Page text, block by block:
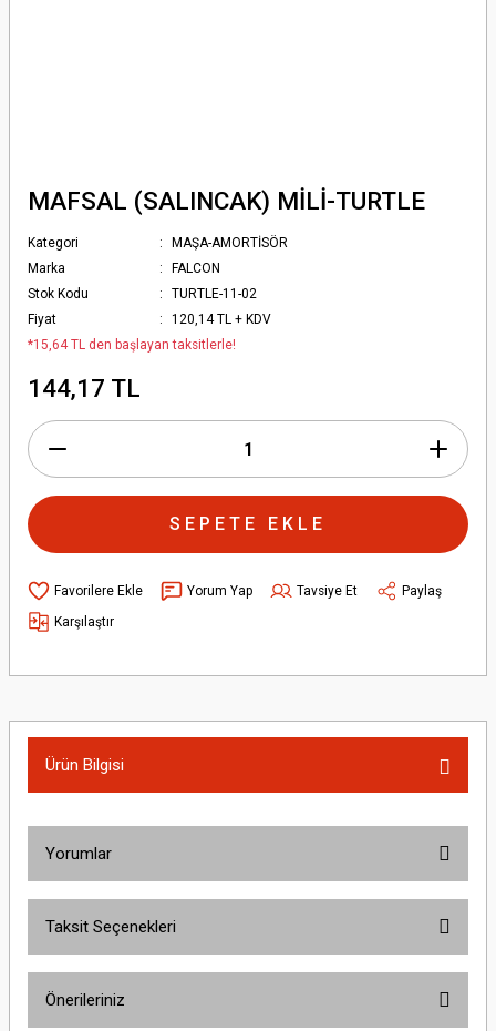
MAFSAL (SALINCAK) MİLİ-TURTLE
Kategori
MAŞA-AMORTİSÖR
Marka
FALCON
Stok Kodu
TURTLE-11-02
Fiyat
120,14 TL + KDV
*15,64 TL den başlayan taksitlerle!
144,17 TL
SEPETE EKLE
Yorum Yap Tavsiye Et
Paylaş
Karşılaştır
Ürün Bilgisi
Yorumlar
Taksit Seçenekleri
Önerileriniz